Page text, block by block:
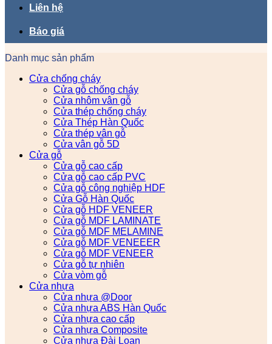
Liên hệ
Báo giá
Danh mục sản phẩm
Cửa chống cháy
Cửa gỗ chống cháy
Cửa nhôm vân gỗ
Cửa thép chống cháy
Cửa Thép Hàn Quốc
Cửa thép vân gỗ
Cửa vân gỗ 5D
Cửa gỗ
Cửa gỗ cao cấp
Cửa gỗ cao cấp PVC
Cửa gỗ công nghiệp HDF
Cửa Gỗ Hàn Quốc
Cửa gỗ HDF VENEER
Cửa gỗ MDF LAMINATE
Cửa gỗ MDF MELAMINE
Cửa gỗ MDF VENEEER
Cửa gỗ MDF VENEER
Cửa gỗ tự nhiên
Cửa vòm gỗ
Cửa nhựa
Cửa nhựa @Door
Cửa nhựa ABS Hàn Quốc
Cửa nhựa cao cấp
Cửa nhựa Composite
Cửa nhựa Đài Loan